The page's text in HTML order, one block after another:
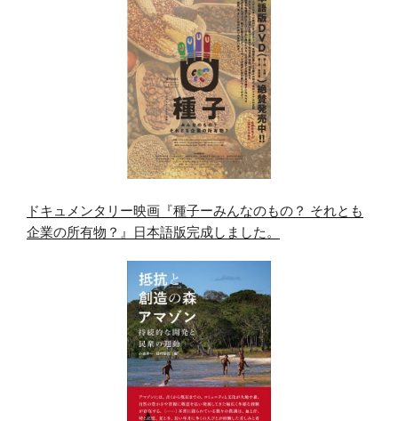
ドキュメンタリー映画『種子ーみんなのもの？ それとも
企業の所有物？』日本語版完成しました。